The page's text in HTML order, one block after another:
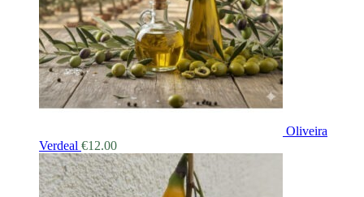
Oliveira
Verdeal €12.00